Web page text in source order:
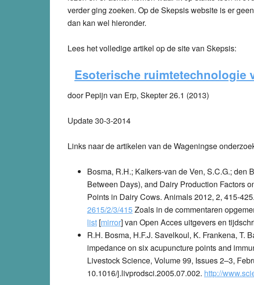
verder ging zoeken. Op de Skepsis website is er
dan kan wel hieronder.
Lees het volledige artikel op de site van Skepsis:
Esoterische ruimtetechnologie
door Pepijn van Erp, Skepter 26.1 (2013)
Update 30-3-2014
Links naar de artikelen van de Wageningse
Bosma, R.H.; Kalkers-van de Ven, S.C.G.; den
Between Days), and Dairy Production Factors
Points in Dairy Cows. Animals 2012, 2, 415-425.
2615/2/3/415Zoals in de commentaren
list [mirror] van Open Acces uitgevers en
R.H. Bosma, H.F.J. Savelkoul, K. Frankena, T.
impedance on six acupuncture points and
Livestock Science, Volume 99, Issues 2–3,
10.1016/j.livprodsci.2005.07.002. http://